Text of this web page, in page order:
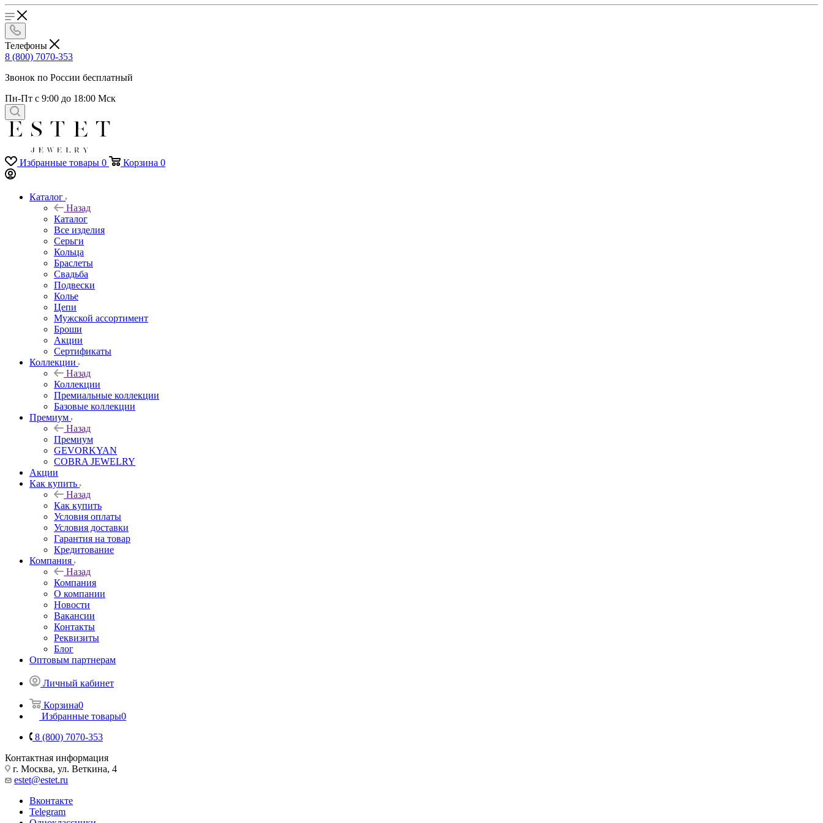
Телефоны
8 (800) 7070-353
Звонок по России бесплатный
Пн-Пт с 9:00 до 18:00 Мск
Избранные товары 0 Корзина 0
Каталог
Назад
Каталог
Все изделия
Серьги
Кольца
Браслеты
Свадьба
Подвески
Колье
Цепи
Мужской ассортимент
Броши
Акции
Сертификаты
Коллекции
Назад
Коллекции
Премиальные коллекции
Базовые коллекции
Премиум
Назад
Премиум
GEVORKYAN
COBRA JEWELRY
Акции
Как купить
Назад
Как купить
Условия оплаты
Условия доставки
Гарантия на товар
Кредитование
Компания
Назад
Компания
О компании
Новости
Вакансии
Контакты
Реквизиты
Блог
Оптовым партнерам
Личный кабинет
Корзина0
Избранные товары0
8 (800) 7070-353
Контактная информация
г. Москва, ул. Веткина, 4
estet@estet.ru
Вконтакте
Telegram